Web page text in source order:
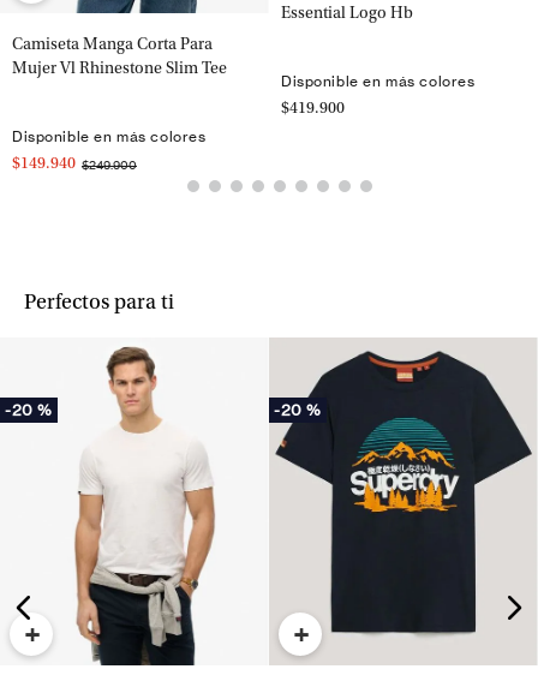
Camiseta Manga Corta Para
Mujer Vl Rhinestone Slim Tee
Disponible en más colores
$149.940 $249.900
Essential Logo Hb
Disponible en más colores
$419.900
Perfectos para ti
-20 %
+
-20 %
+